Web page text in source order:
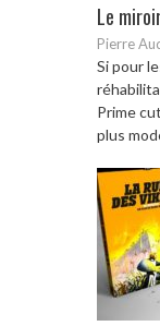
Le
Pierre
Si pour
Prime
plus